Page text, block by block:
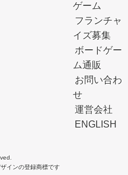
ゲーム
フランチャ
イズ募集
ボードゲー
ム通販
お問い合わ
せ
運営会社
ENGLISH
インの登録商標です